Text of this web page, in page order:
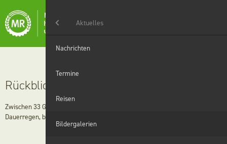
Rückblick Radreise 2023
Zwischen 33 Grad mit glänzendem Sonnenschein und 18 Grad mit
Dauerregen, bewegte sich das Wetter während der 4-tägigen Radreise.
Menü
Aktuelles
Grünanlagen
Aktuelles
Nachrichten
Termine
Reisen
Bildergalerien